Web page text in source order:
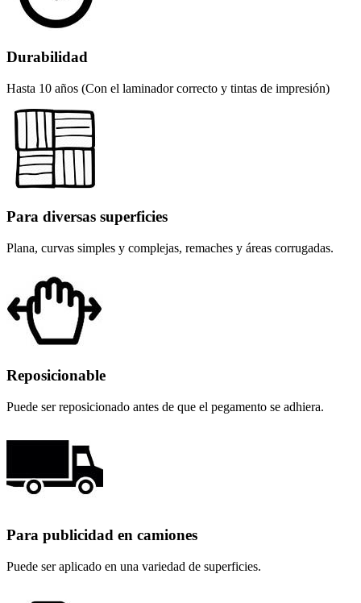
Durabilidad
Hasta 10 años (Con el laminador correcto y tintas de impresión)
Para diversas superficies
Plana, curvas simples y complejas, remaches y áreas corrugadas.
Reposicionable
Puede ser reposicionado antes de que el pegamento se adhiera.
Para publicidad en camiones
Puede ser aplicado en una variedad de superficies.